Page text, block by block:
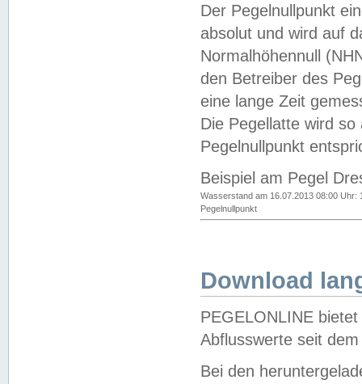
Der Pegelnullpunkt
absolut und wird auf
Normalhöhennull
den Betreiber des
eine lange Zeit
Die Pegellatte wird
Pegelnullpunkt
Beispiel am Pegel
Wasserstand am 16.07.2013 08:00 Uhr:
Pegelnullpunkt
Download
PEGELONLINE
Abflusswerte seit
Bei den